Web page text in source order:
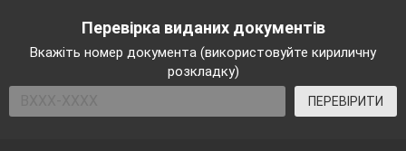
Перевірка виданих документів
Вкажіть номер документа (використовуйте кириличну
розкладку)
ПЕРЕВІРИТИ